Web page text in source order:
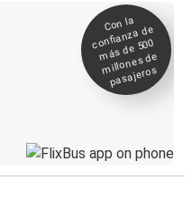
Con la
confianza de
más de 500
millones de
pasajeros